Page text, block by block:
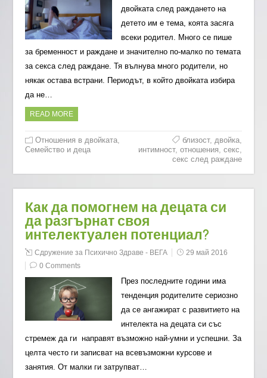
двойката след раждането на
детето им е тема, коята засяга
всеки родител. Много се пише
за бременност и раждане и значително по-малко по темата
за секса след раждане. Тя вълнува много родители, но
някак остава встрани. Периодът, в който двойката избира
да не…
READ MORE
Отношения в двойката,
Семейство и деца
близост, двойка,
интимност, отношения, секс,
секс след раждане
Как да помогнем на децата си
да разгърнат своя
интелектуален потенциал?
Сдружение за Психично Здраве - ВЕГА
29 май 2016
0 Comments
През последните години има
тенденция родителите сериозно
да се ангажират с развитието на
интелекта на децата си със
стремеж да ги направят възможно най-умни и успешни. За
целта често ги записват на всевъзможни курсове и
занятия. От малки ги затрупват…